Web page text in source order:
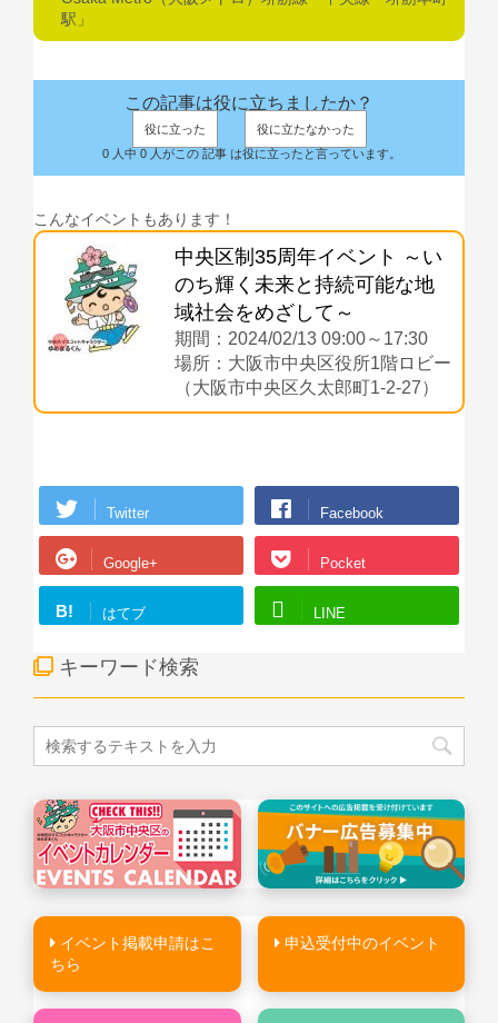
駅」
この記事は役に立ちましたか？
役に立った
役に立たなかった
0 人中 0 人がこの 記事 は役に立ったと言っています。
こんなイベントもあります！
中央区制35周年イベント ～い
のち輝く未来と持続可能な地
域社会をめざして～
期間：2024/02/13 09:00～17:30
場所：大阪市中央区役所1階ロビー
（大阪市中央区久太郎町1-2-27）
Twitter Facebook
Google+ Pocket
B! はてブ LINE
キーワード検索
イベント掲載申請はこ
ちら
申込受付中のイベント